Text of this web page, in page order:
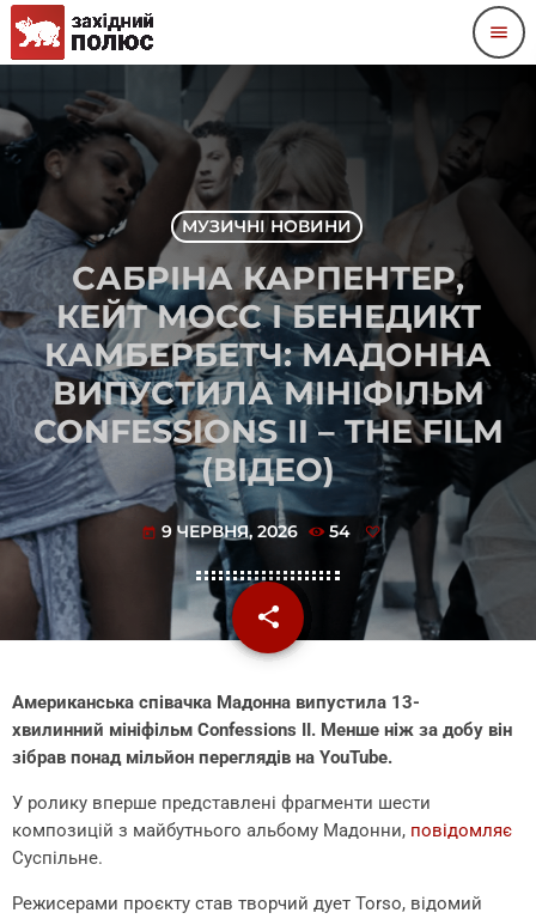
menu
МУЗИЧНІ НОВИНИ
САБРІНА КАРПЕНТЕР,
КЕЙТ МОСС І БЕНЕДИКТ
КАМБЕРБЕТЧ: МАДОННА
ВИПУСТИЛА МІНІФІЛЬМ
CONFESSIONS II – THE FILM
(ВІДЕО)
today 9 ЧЕРВНЯ, 2026 54
share
email
Американська співачка Мадонна випустила 13-
хвилинний мініфільм Confessions II. Менше ніж за добу він
зібрав понад мільйон переглядів на YouTube.
У ролику вперше представлені фрагменти шести
композицій з майбутнього альбому Мадонни, повідомляє
Суспільне.
Режисерами проєкту став творчий дует Torso, відомий